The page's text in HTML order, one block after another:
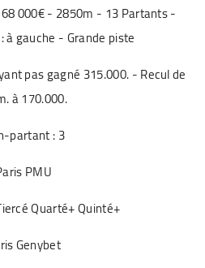
000€ - 2850m - 13 Partants -
à gauche - Grande piste
pas gagné 315.000. - Recul de
à 170.000.
partant : 3
PMU
Quarté+ Quinté+
Genybet